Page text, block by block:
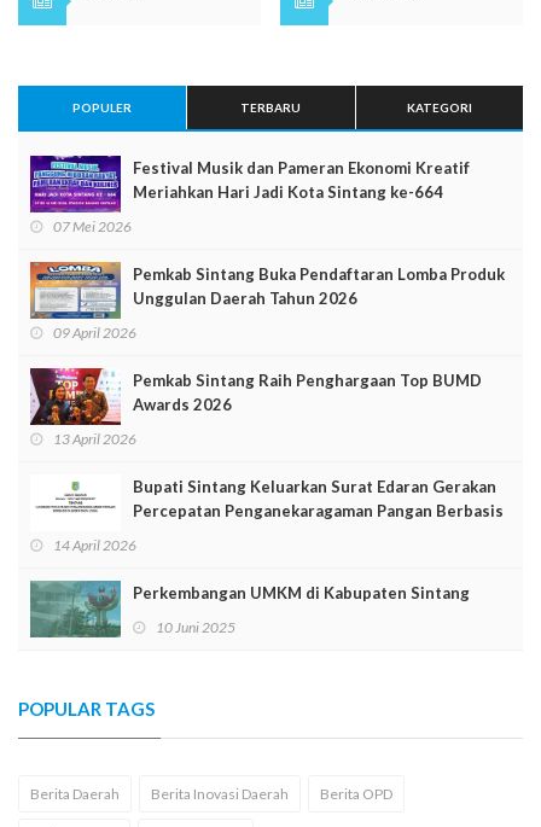
POPULER TERBARU KATEGORI
Festival Musik dan Pameran Ekonomi Kreatif
Meriahkan Hari Jadi Kota Sintang ke-664
07 Mei 2026
Pemkab Sintang Buka Pendaftaran Lomba Produk
Unggulan Daerah Tahun 2026
09 April 2026
Pemkab Sintang Raih Penghargaan Top BUMD
Awards 2026
13 April 2026
Bupati Sintang Keluarkan Surat Edaran Gerakan
Percepatan Penganekaragaman Pangan Berbasis
14 April 2026
Perkembangan UMKM di Kabupaten Sintang
10 Juni 2025
POPULAR TAGS
Berita Daerah Berita Inovasi Daerah Berita OPD